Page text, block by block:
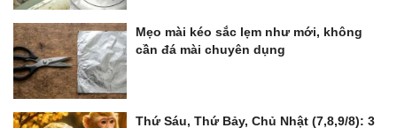
Mẹo mài kéo sắc lẹm như mới, không
cần đá mài chuyên dụng
Thứ Sáu, Thứ Bảy, Chủ Nhật (7,8,9/8): 3